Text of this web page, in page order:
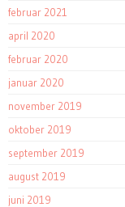
februar 2021
april 2020
februar 2020
januar 2020
november 2019
oktober 2019
september 2019
august 2019
juni 2019